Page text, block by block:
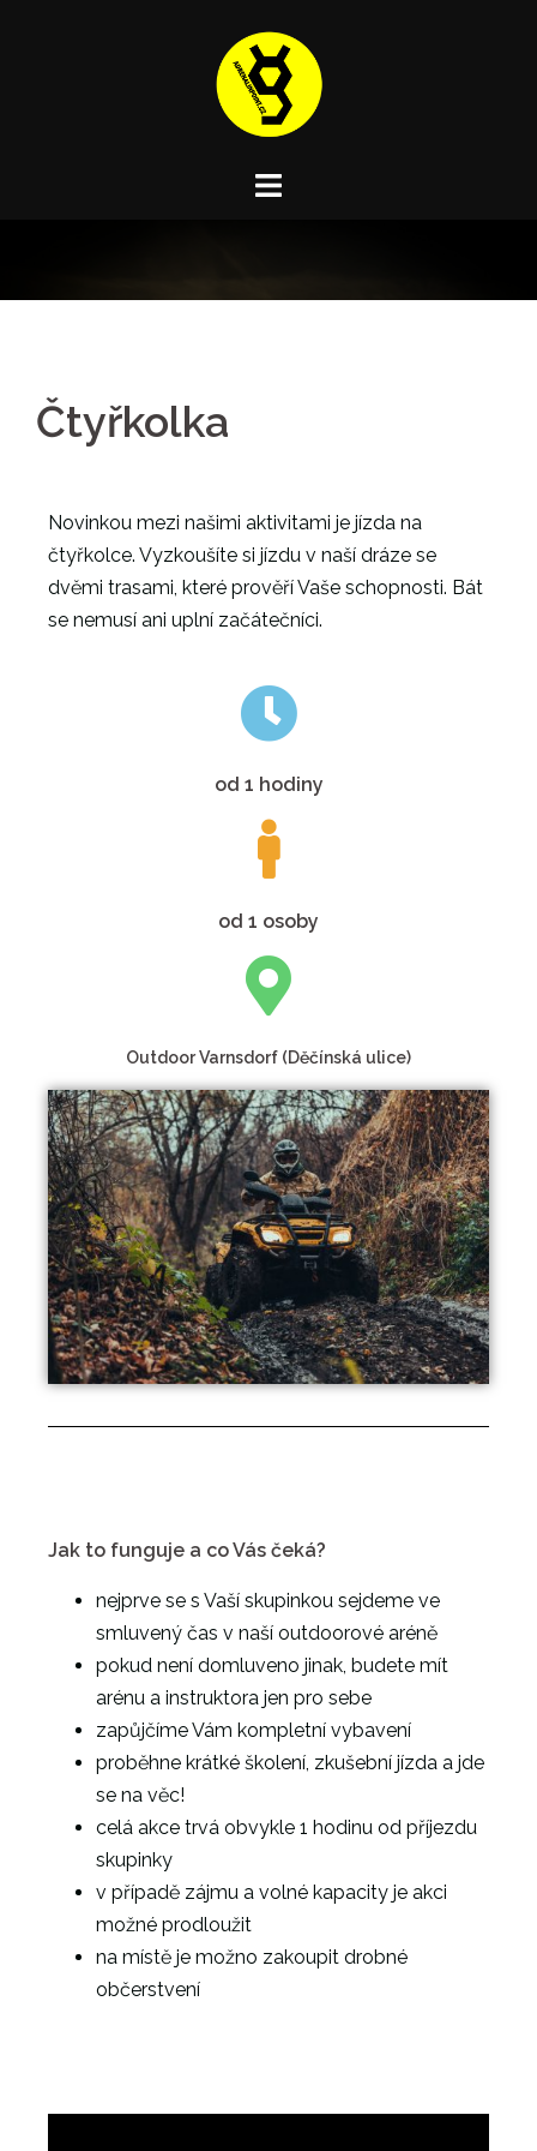
Čtyřkolka
Novinkou mezi našimi aktivitami je jízda na
čtyřkolce. Vyzkoušíte si jízdu v naší dráze se
dvěmi trasami, které prověří Vaše schopnosti. Bát
se nemusí ani uplní začátečníci.
od 1 hodiny
od 1 osoby
Outdoor Varnsdorf (Děčínská ulice)
Jak to funguje a co Vás čeká?
nejprve se s Vaší skupinkou sejdeme ve
smluvený čas v naší outdoorové aréně
pokud není domluveno jinak, budete mít
arénu a instruktora jen pro sebe
zapůjčíme Vám kompletní vybavení
proběhne krátké školení, zkušební jízda a jde
se na věc!
celá akce trvá obvykle 1 hodinu od příjezdu
skupinky
v případě zájmu a volné kapacity je akci
možné prodloužit
na místě je možno zakoupit drobné
občerstvení